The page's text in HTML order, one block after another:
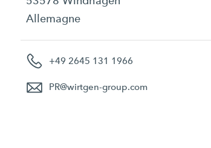
Allemagne
+49 2645 131 1966
PR@wirtgen-group.com